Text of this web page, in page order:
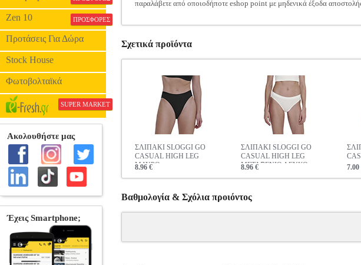
Zen 10 ΠΡΟΣΦΟΡΕΣ
Προτάσεις Για Δώρα
Stock House
Φωτοβολταϊκά
SUPER MARKET
παραλάβετε από οποιοδήποτε eshop point με μηδενικά έξοδα
Σχετικά προϊόντα
ΣΛΙΠΑΚΙ SLOGGI GO
CASUAL HIGH LEG
ΜΑΥΡΟ
8.96 €
ΣΛΙΠΑΚΙ SLOGGI GO
CASUAL HIGH LEG
ΜΕΤΑΞΕΝΙΟ ΛΕΥΚΟ
8.96 €
7.00
Βαθμολογία & Σχόλια προιόντος